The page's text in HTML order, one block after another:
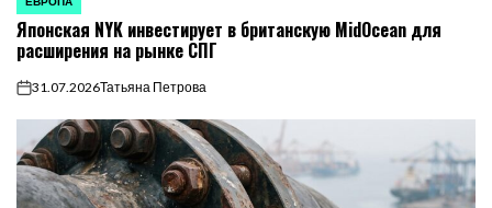
ОПУБЛИКОВАНО
В
Японская NYK инвестирует в британскую MidOcean для
расширения на рынке СПГ
on31.07.2026Татьяна Петрова